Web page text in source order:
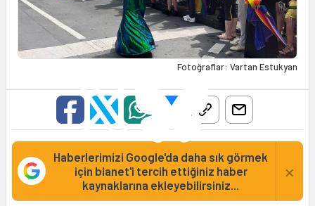
Fotoğraflar: Vartan Estukyan
Haberlerimizi Google'da daha sık görmek
için bianet'i tercih ettiğiniz haber
kaynaklarına ekleyebilirsiniz...
×